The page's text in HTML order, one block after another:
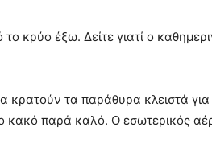
κρύο έξω. Δείτε γιατί ο
κρατούν τα παράθυρα κλειστά
κακό παρά καλό. Ο εσωτερικός